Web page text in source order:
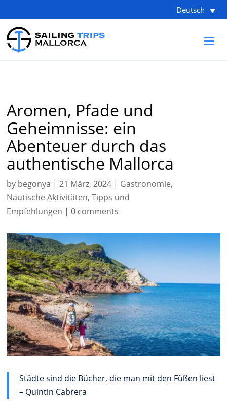
Deutsch
Aromen, Pfade und
Geheimnisse: ein
Abenteuer durch das
authentische Mallorca
by begonya |21 März, 2024 | Gastronomie,
Nautische Aktivitäten,Tipps und
Empfehlungen |0 comments
Städte sind die Bücher, die man mit den Füßen liest
– Quintin Cabrera